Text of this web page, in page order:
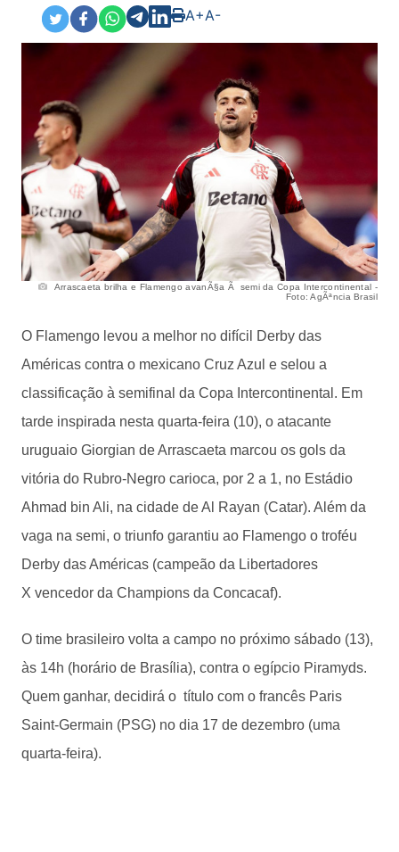
A+A-
Arrascaeta brilha e Flamengo avanÃ§a Ã semi da Copa Intercontinental -
Foto: AgÃªncia Brasil
O Flamengo levou a melhor no difícil Derby das
Américas contra o mexicano Cruz Azul e selou a
classificação à semifinal da Copa Intercontinental. Em
tarde inspirada nesta quarta-feira (10), o atacante
uruguaio Giorgian de Arrascaeta marcou os gols da
vitória do Rubro-Negro carioca, por 2 a 1, no Estádio
Ahmad bin Ali, na cidade de Al Rayan (Catar). Além da
vaga na semi, o triunfo garantiu ao Flamengo o troféu
Derby das Américas (campeão da Libertadores
X vencedor da Champions da Concacaf).
O time brasileiro volta a campo no próximo sábado (13),
às 14h (horário de Brasília), contra o egípcio Piramyds.
Quem ganhar, decidirá o título com o francês Paris
Saint-Germain (PSG) no dia 17 de dezembro (uma
quarta-feira).